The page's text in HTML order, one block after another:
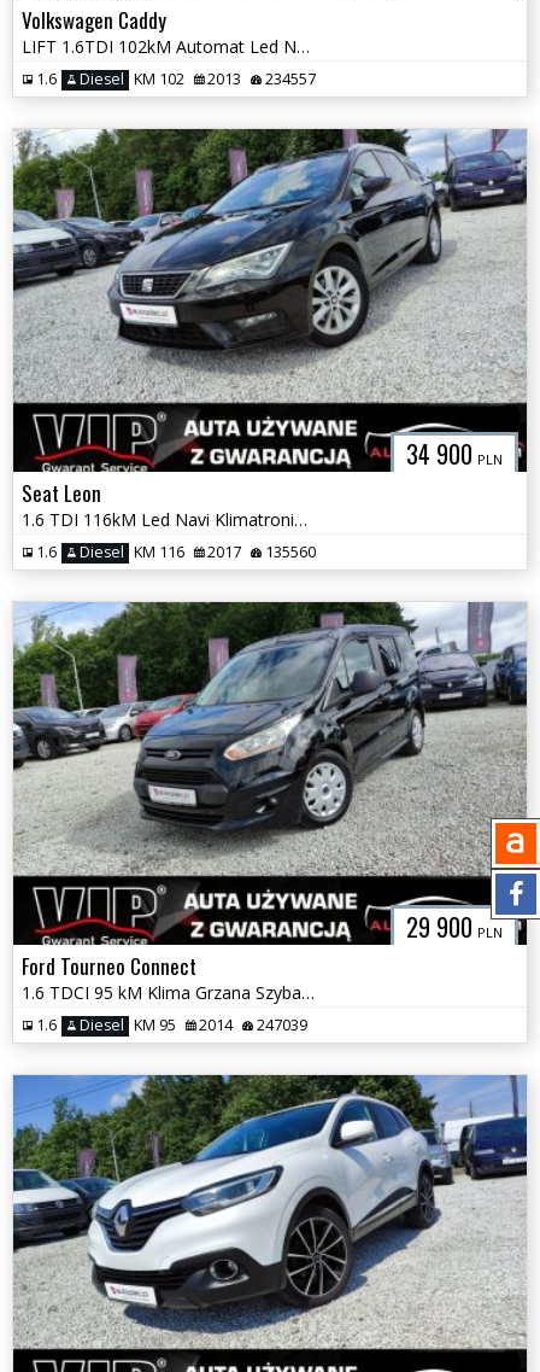
Volkswagen Caddy
LIFT 1.6TDI 102kM Automat Led Navi Climatronic Jak Nowy Po Serwisie
1.6 Diesel KM 102 2013 234557
34 900 PLN
Seat Leon
1.6 TDI 116kM Led Navi Klimatronik Temp. Tylko 135 tyś km GWARANCJA
1.6 Diesel KM 116 2017 135560
29 900 PLN
Ford Tourneo Connect
1.6 TDCI 95 kM Klima Grzana Szyba Przód Czujniki Schowki Gwarancja
1.6 Diesel KM 95 2014 247039